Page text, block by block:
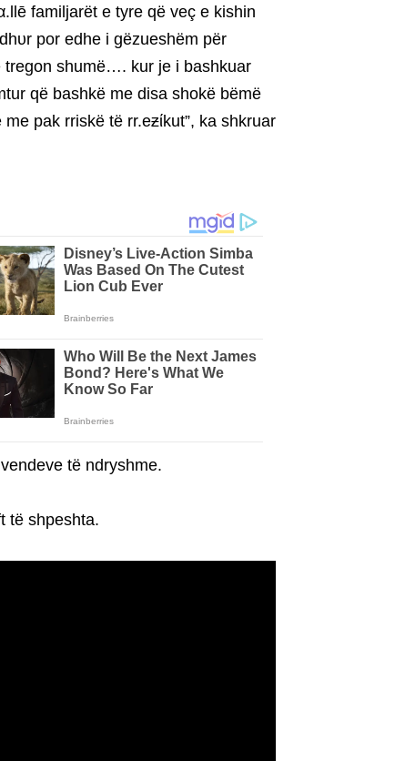
familjarët e tyre që veç e kishin
por edhe i gëzueshëm për
tregon shumë…. kur je i bashkuar
që bashkë me disa shokë bëmë
pak rriskë të rr.eƶίkut”, ka shkruar
të ndryshme.
të shpeshta.